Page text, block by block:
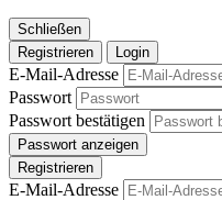
Schließen
Registrieren
Login
E-Mail-Adresse
Passwort
Passwort bestätigen
Passwort anzeigen
Registrieren
E-Mail-Adresse